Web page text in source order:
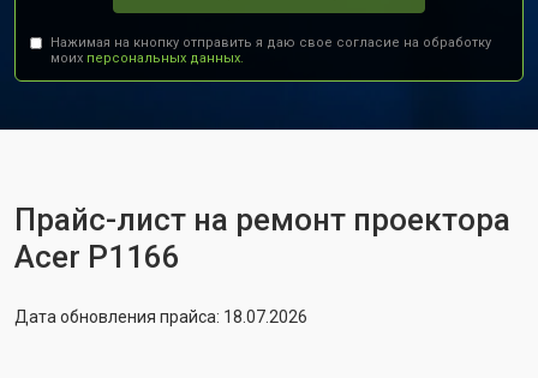
Нажимая на кнопку отправить я даю свое согласие на обработку
моих персональных данных.
Прайс-лист на ремонт проектора
Acer P1166
Дата обновления прайса: 18.07.2026